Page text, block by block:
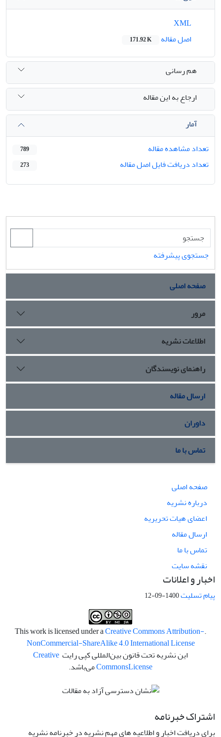
اصل مقاله
171.92 K
هم رسانی
ارجاع به این مقاله
آمار
تعداد مشاهده مقاله
789
تعداد دریافت فایل اصل مقاله 273
جستجوی پیشرفته
صفحه اصلی
مرور
اطلاعات نشریه
راهنمای نویسندگان
ارسال مقاله
داوران
تماس با ما
صفحه اصلی
درباره نشریه
اعضای هیات تحریریه
ارسال مقاله
تماس با ما
نقشه سایت
اخبار و اعلانات
پیام تسلیت1400-09-12
.This work is licensed under a
Creative Commons Attribution-
NonCommercial-ShareAlike 4.0 International License
این نشریه تحت قانون بین‌المللی کپی رایت Creative
CommonsLicense می‌باشد.
اشتراک خبرنامه
برای دریافت اخبار و اطلاعیه های مهم نشریه در خبرنامه نشریه